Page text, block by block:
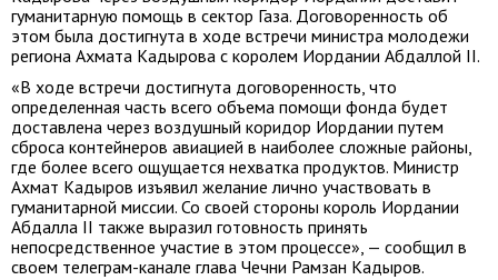
гуманитарную помощь в сектор Газа. Договоренность об
этом была достигнута в ходе встречи министра молодежи
региона Ахмата Кадырова с королем Иордании Абдаллой II.
«В ходе встречи достигнута договоренность, что
определенная часть всего объема помощи фонда будет
доставлена через воздушный коридор Иордании путем
сброса контейнеров авиацией в наиболее сложные районы,
где более всего ощущается нехватка продуктов. Министр
Ахмат Кадыров изъявил желание лично участвовать в
гуманитарной миссии. Со своей стороны король Иордании
Абдалла II также выразил готовность принять
непосредственное участие в этом процессе», — сообщил в
своем телеграм-канале глава Чечни Рамзан Кадыров.